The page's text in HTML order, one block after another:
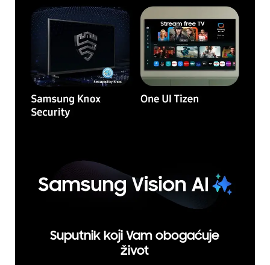
Suputnik koji Vam obogaćuje
život